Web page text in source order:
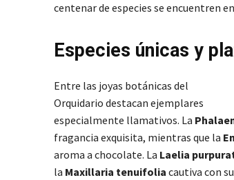
centenar de especies se encuentren
Especies únicas y
Entre las joyas botánicas del
Orquidario destacan ejemplares
especialmente llamativos. La
fragancia exquisita, mientras que la
aroma a chocolate. La Laelia
la Maxillaria tenuifolia cautiva con